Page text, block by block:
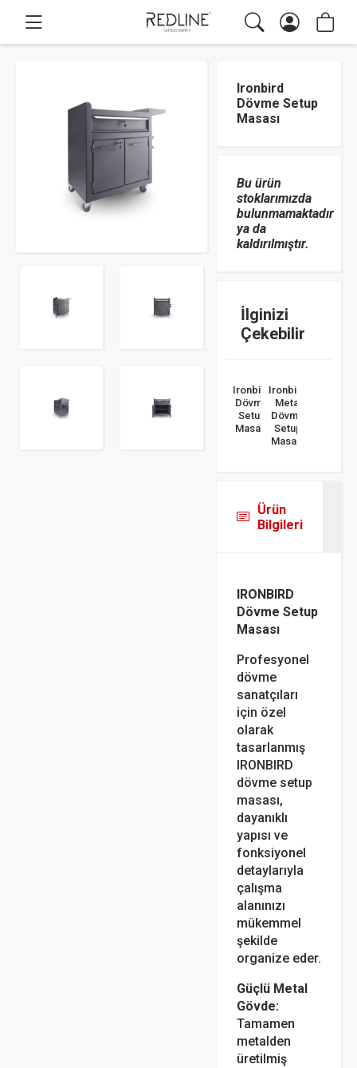
Ironbird
Dövme Setup
Masası
Bu ürün
stoklarımızda
bulunmamaktadır
ya da
kaldırılmıştır.
İlginizi
Çekebilir
Ironbird
Dövme
Setup
Masası
Ironbird
Metal
Dövme
Setup
Masası
Ürün
Bilgileri
IRONBIRD
Dövme Setup
Masası
Profesyonel
dövme
sanatçıları
için özel
olarak
tasarlanmış
IRONBIRD
dövme setup
masası,
dayanıklı
yapısı ve
fonksiyonel
detaylarıyla
çalışma
alanınızı
mükemmel
şekilde
organize eder.
Güçlü Metal
Gövde:
Tamamen
metalden
üretilmiş